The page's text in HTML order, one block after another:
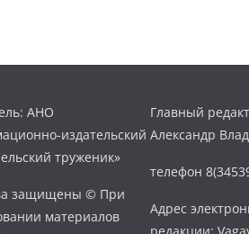
АНО
издательский
труженик»
защищены © При
материалов
Главный
Александр
телефон
Адрес